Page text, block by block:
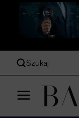
Szukaj